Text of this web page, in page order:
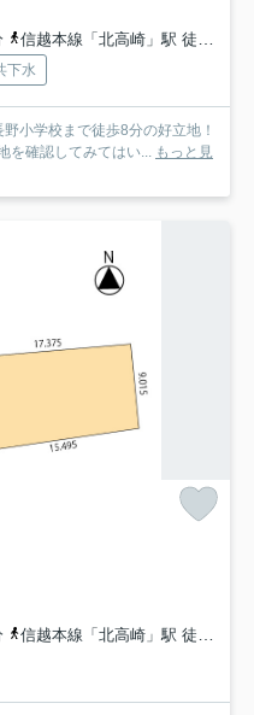
信越本線「北高崎」駅 徒歩60分
下水
小学校まで徒歩8分の好立地！
を確認してみてはい...
もっと見
信越本線「北高崎」駅 徒歩60分